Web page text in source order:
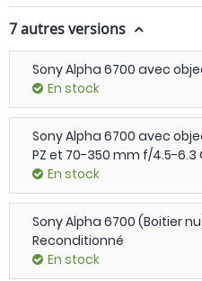
7 autres versions
Sony Alpha 6700 avec
En stock
Sony Alpha 6700 avec
PZ et 70-350 mm f/4.5-6.3
En stock
Sony Alpha 6700 (Boitier
Reconditionné
En stock